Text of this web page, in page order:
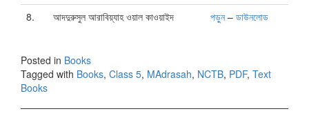
8.
আদদুরুসুল আরাবিয়্যাহ ওয়াল কাওয়াইদ পড়ুন– ডাউনলোড
Posted in Books
Tagged with Books, Class 5, MAdrasah, NCTB, PDF, Text
Books